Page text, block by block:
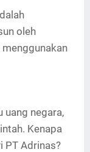
oleh
uang negara,
Kenapa
PT Adrinas?